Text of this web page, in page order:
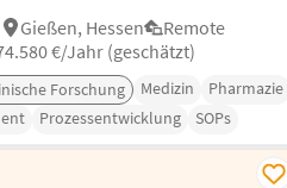
Gießen, Hessen
Remote
€/Jahr (geschätzt)
Forschung Medizin
Pharmazie
Prozessentwicklung SOPs